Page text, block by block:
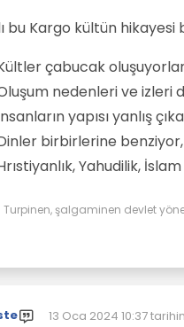
bu Kargo kültün
çabucak
nedenleri ve izleri
yapısı yanlış
birbirlerine
Yahudilik,
Turpinen, şalgaminen devlet
13 Oca 2024 10:37
Son düzenleyen: